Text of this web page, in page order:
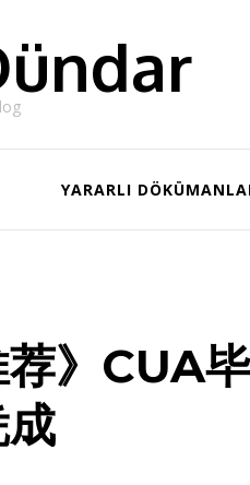
YARARLI
荐》CUA